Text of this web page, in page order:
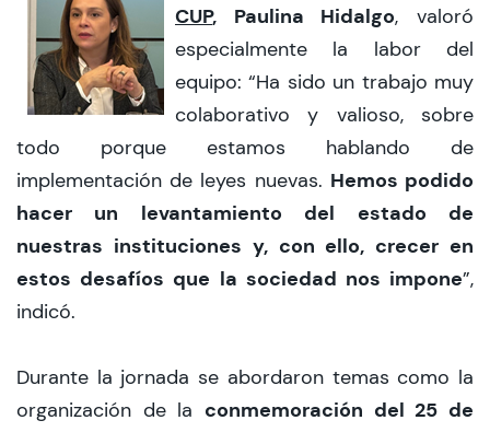
CUP, Paulina Hidalgo, valoró
especialmente la labor del
equipo: “Ha sido un trabajo muy
colaborativo y valioso, sobre
todo porque estamos hablando de
implementación de leyes nuevas. Hemos podido
hacer un levantamiento del estado de
nuestras instituciones y, con ello, crecer en
estos desafíos que la sociedad nos impone”,
indicó.
Durante la jornada se abordaron temas como la
organización de la conmemoración del 25 de